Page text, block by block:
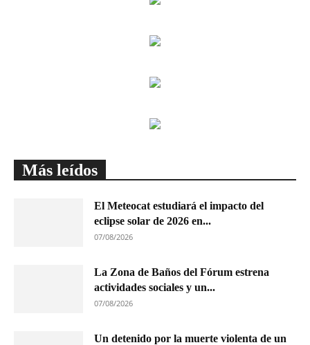
Más leídos
El Meteocat estudiará el impacto del
eclipse solar de 2026 en...
07/08/2026
La Zona de Baños del Fórum estrena
actividades sociales y un...
07/08/2026
Un detenido por la muerte violenta de un